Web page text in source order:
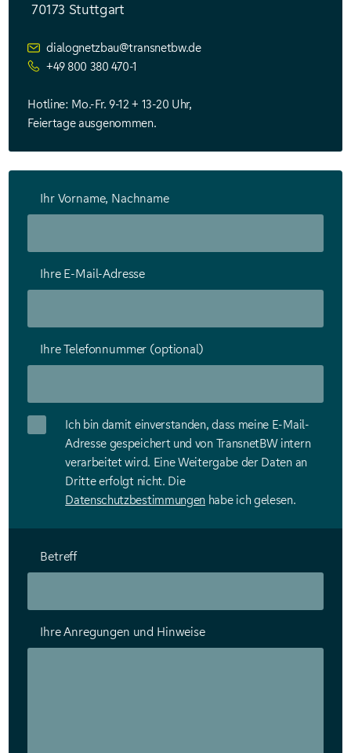
70173 Stuttgart
dialognetzbau@transnetbw.de
+49 800 380 470-1
Hotline: Mo.-Fr. 9-12 + 13-20 Uhr,
Feiertage ausgenommen.
Ihr Vorname, Nachname
Ihre E-Mail-Adresse
Ihre Telefonnummer (optional)
Ich bin damit einverstanden, dass meine E-Mail-
Adresse gespeichert und von TransnetBW intern
verarbeitet wird. Eine Weitergabe der Daten an
Dritte erfolgt nicht. Die
Datenschutzbestimmungen habe ich gelesen.
Betreff
Ihre Anregungen und Hinweise